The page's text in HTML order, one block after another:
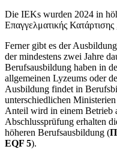
Die IEKs wurden 2024 in
Επαγγελματικής
Ferner gibt es der
der mindestens zwei Jahre
Berufsausbildung haben in
allgemeinen Lyzeums oder
Ausbildung findet in
unterschiedlichen
Anteil wird in einem Betrieb
Abschlussprüfung erhalten
höheren Berufsausbildung (
EQF 5).